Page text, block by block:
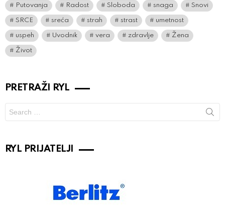
Putovanja Radost Sloboda snaga Snovi
SRCE sreća strah strast umetnost
uspeh Uvodnik vera zdravlje Žena
Život
PRETRAŽI RYL
for:
RYL PRIJATELJI